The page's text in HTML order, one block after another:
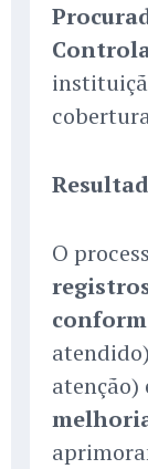
O
atenção)